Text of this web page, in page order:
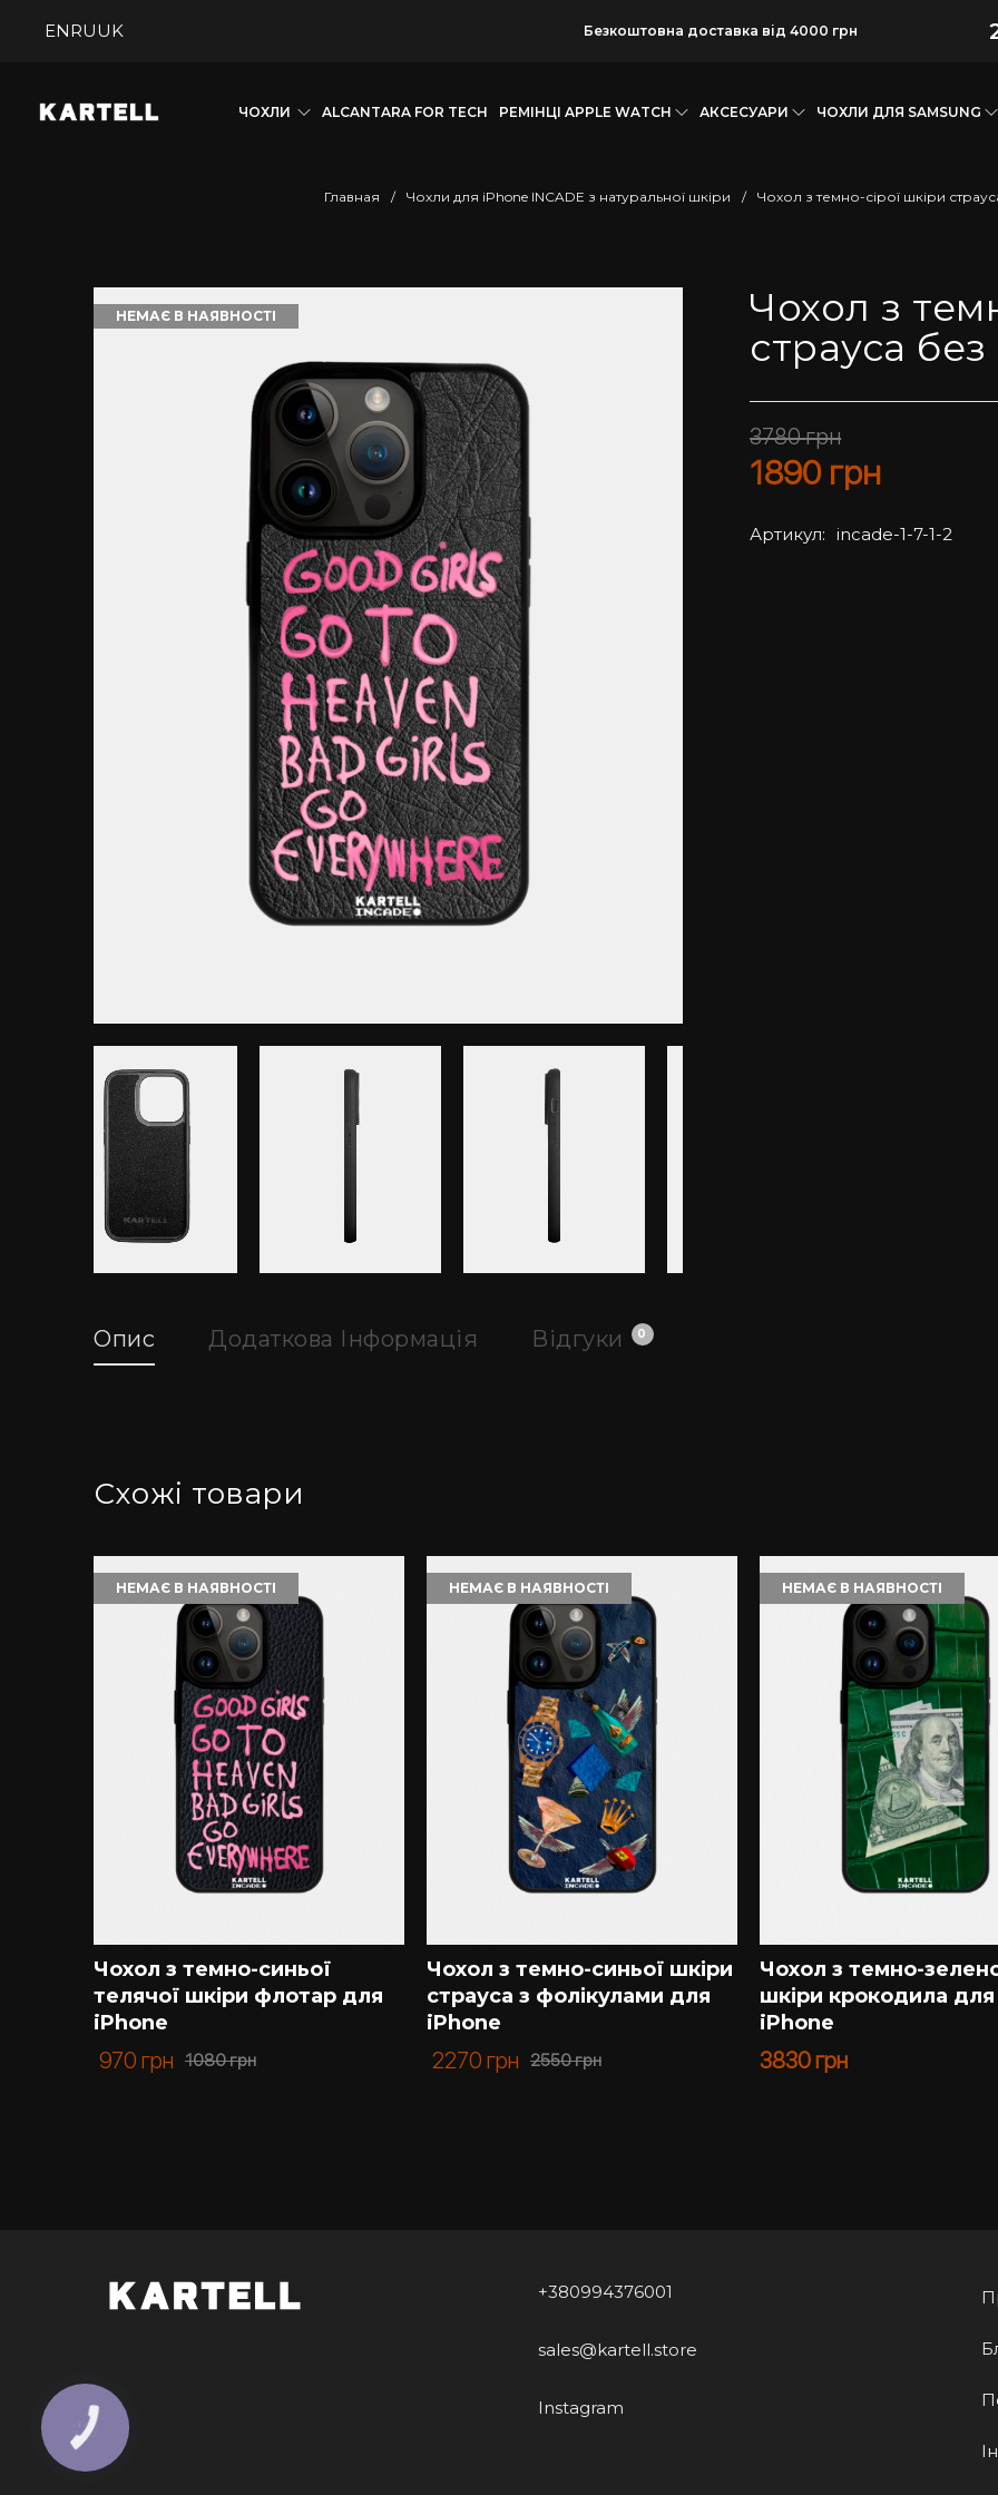
ENRUUK Безкоштовна доставка від 4000 грн
ЧОХЛИ ALCANTARA FOR TECH РЕМІНЦІ APPLE WATCH АКСЕСУАРИ ЧОХЛИ ДЛЯ SAMSUNG
Главная / Чохли для iPhone INCADE з натуральної шкіри / Чохол з темно-сірої шкіри
НЕМАЄ В НАЯВНОСТІ
Чохол з
страуса
3780грн
1890 грн
Артикул: incade-1-7-1-2
Опис Додаткова Інформація Відгуки 0
Схожі товари
НЕМАЄ В НАЯВНОСТІ
Чохол з темно-синьої
телячої шкіри флотар для
iPhone
1080грн
970 грн
НЕМАЄ В НАЯВНОСТІ
Чохол з темно-синьої шкіри
страуса з фолікулами для
iPhone
2550грн
2270 грн
НЕМАЄ В НАЯВНОСТІ
Чохол з темно-
шкіри крокодила для
iPhone
3830грн
+380994376001
sales@kartell.store
Instagram